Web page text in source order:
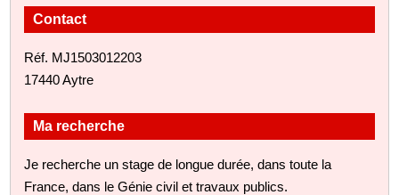
Contact
Réf. MJ1503012203
17440 Aytre
Ma recherche
Je recherche un stage de longue durée, dans toute la
France, dans le Génie civil et travaux publics.